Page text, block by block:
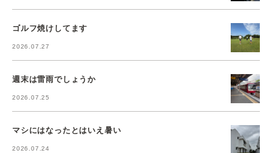
ゴルフ焼けしてます
2026.07.27
週末は雷雨でしょうか
2026.07.25
マシにはなったとはいえ暑い
2026.07.24